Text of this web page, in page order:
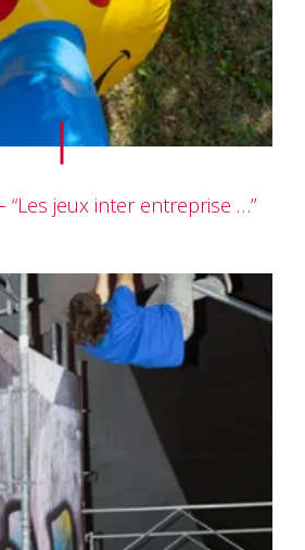
“Les jeux inter entreprise …”